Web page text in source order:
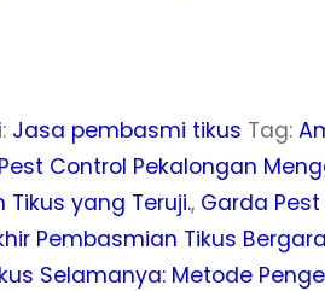
Jasa pembasmi tikus Tag:
Control Pekalongan
yang Teruji., Garda
Pembasmian Tikus
Selamanya: Metode